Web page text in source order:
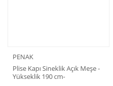
PENAK
Plise Kapı Sineklik Açık Meşe -
Yükseklik 190 cm-